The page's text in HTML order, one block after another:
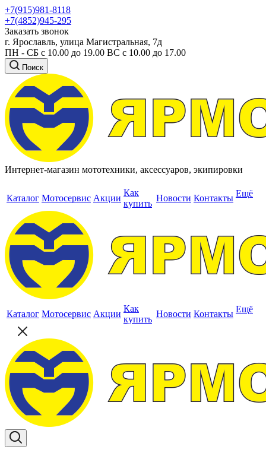
+7(915)981-8118
+7(4852)945-295
Заказать звонок
г. Ярославль, улица Магистральная, 7д
ПН - СБ с 10.00 до 19.00 ВС с 10.00 до 17.00
Поиск
Интернет-магазин мототехники, аксессуаров, экипировки
Каталог Мотосервис Акции
Как
купить
Новости Контакты Ещё
Каталог Мотосервис Акции
Как
купить
Новости Контакты Ещё